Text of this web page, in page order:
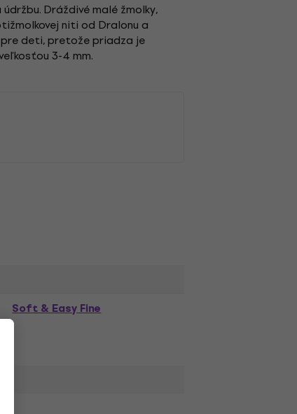
Dráždivé malé žmolky,
niti od Dralonu a
deti, pretože priadza je
3-4 mm.
Soft & Easy Fine